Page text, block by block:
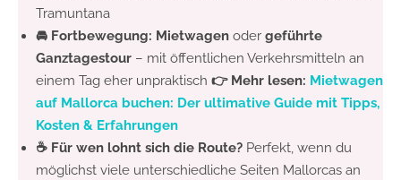
Tramuntana
🚘 Fortbewegung: Mietwagen oder geführte
Ganztagestour – mit öffentlichen Verkehrsmitteln an
einem Tag eher unpraktisch 👉 Mehr lesen: Mietwagen
auf Mallorca buchen: Der ultimative Guide mit Tipps,
Kosten & Erfahrungen
☕ Für wen lohnt sich die Route? Perfekt, wenn du
möglichst viele unterschiedliche Seiten Mallorcas an